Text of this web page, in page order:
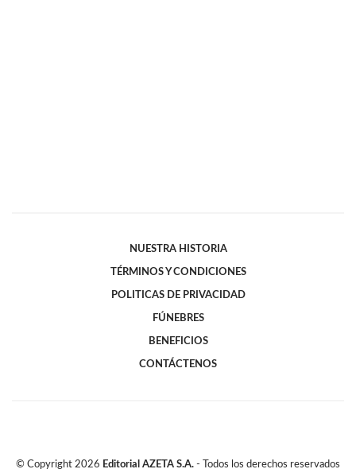
NUESTRA HISTORIA
TÉRMINOS Y CONDICIONES
POLITICAS DE PRIVACIDAD
FÚNEBRES
BENEFICIOS
CONTÁCTENOS
© Copyright 2026 Editorial AZETA S.A. - Todos los derechos reservados